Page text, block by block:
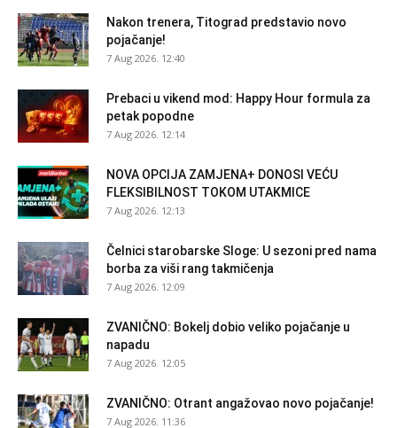
Nakon trenera, Titograd predstavio novo
pojačanje!
7 Aug 2026. 12:40
Prebaci u vikend mod: Happy Hour formula za
petak popodne
7 Aug 2026. 12:14
NOVA OPCIJA ZAMJENA+ DONOSI VEĆU
FLEKSIBILNOST TOKOM UTAKMICE
7 Aug 2026. 12:13
Čelnici starobarske Sloge: U sezoni pred nama
borba za viši rang takmičenja
7 Aug 2026. 12:09
ZVANIČNO: Bokelj dobio veliko pojačanje u
napadu
7 Aug 2026. 12:05
ZVANIČNO: Otrant angažovao novo pojačanje!
7 Aug 2026. 11:36